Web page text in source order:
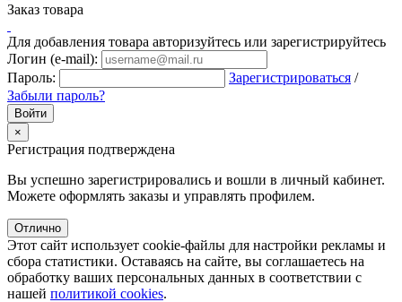
Заказ товара
Для добавления товара авторизуйтесь или зарегистрируйтесь
Логин (e-mail):
Пароль:
Зарегистрироваться /
Забыли пароль?
×
Регистрация подтверждена
Вы успешно зарегистрировались и вошли в личный кабинет.
Можете оформлять заказы и управлять профилем.
Отлично
Этот сайт использует cookie-файлы для настройки рекламы и
сбора статистики. Оставаясь на сайте, вы соглашаетесь на
обработку ваших персональных данных в соответствии с
нашей политикой cookies.